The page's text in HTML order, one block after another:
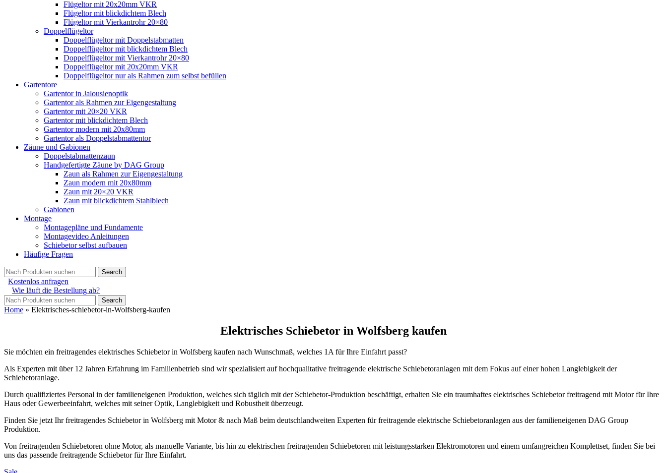
Flügeltor mit 20x20mm VKR
Flügeltor mit blickdichtem Blech
Flügeltor mit Vierkantrohr 20×80
Doppelflügeltor
Doppelflügeltor mit Doppelstabmatten
Doppelflügeltor mit blickdichtem Blech
Doppelflügeltor mit Vierkantrohr 20×80
Doppelflügeltor mit 20x20mm VKR
Doppelflügeltor nur als Rahmen zum selbst befüllen
Gartentore
Gartentor in Jalousienoptik
Gartentor als Rahmen zur Eigengestaltung
Gartentor mit 20×20 VKR
Gartentor mit blickdichtem Blech
Gartentor modern mit 20x80mm
Gartentor als Doppelstabmattentor
Zäune und Gabionen
Doppelstabmattenzaun
Handgefertigte Zäune by DAG Group
Zaun als Rahmen zur Eigengestaltung
Zaun modern mit 20x80mm
Zaun mit 20×20 VKR
Zaun mit blickdichtem Stahlblech
Gabionen
Montage
Montagepläne und Fundamente
Montagevideo Anleitungen
Schiebetor selbst aufbauen
Häufige Fragen
Search
Kostenlos anfragen
Wie läuft die Bestellung ab?
Search
Home » Elektrisches-schiebetor-in-Wolfsberg-kaufen
Elektrisches Schiebetor in Wolfsberg kaufen
Sie möchten ein freitragendes elektrisches Schiebetor in Wolfsberg kaufen nach Wunschmaß, welches 1A für Ihre Einfahrt passt?
Als Experten mit über 12 Jahren Erfahrung im Familienbetrieb sind wir spezialisiert auf hochqualitative freitragende elektrische Schiebetoranlagen mit dem Fokus auf einer hohen Langlebigkeit der
Schiebetoranlage.
Durch qualifiziertes Personal in der familieneigenen Produktion, welches sich täglich mit der Schiebetor-Produktion beschäftigt, erhalten Sie ein traumhaftes elektrisches Schiebetor freitragend mit Motor für Ihre
Haus oder Gewerbeeinfahrt, welches mit seiner Optik, Langlebigkeit und Robustheit überzeugt.
Finden Sie jetzt Ihr freitragendes Schiebetor in Wolfsberg mit Motor & nach Maß beim deutschlandweiten Experten für freitragende elektrische Schiebetoranlagen aus der familieneigenen DAG Group
Produktion.
Von freitragenden Schiebetoren ohne Motor, als manuelle Variante, bis hin zu elektrischen freitragenden Schiebetoren mit leistungsstarken Elektromotoren und einem umfangreichen Komplettset, finden Sie bei
uns das passende freitragende Schiebetor für Ihre Einfahrt.